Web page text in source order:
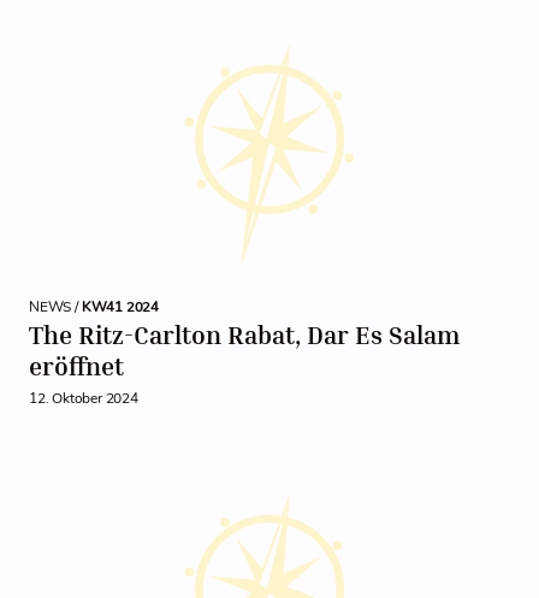
NEWS /KW41 2024
The Ritz-Carlton Rabat, Dar Es Salam
eröffnet
12. Oktober 2024